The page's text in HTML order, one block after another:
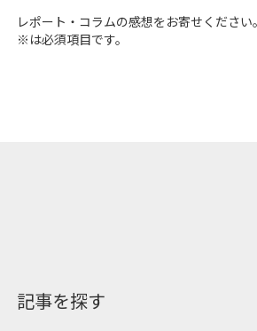
レポート・コラムの感想をお寄せくださ
※は必須項目です。
記事を探す